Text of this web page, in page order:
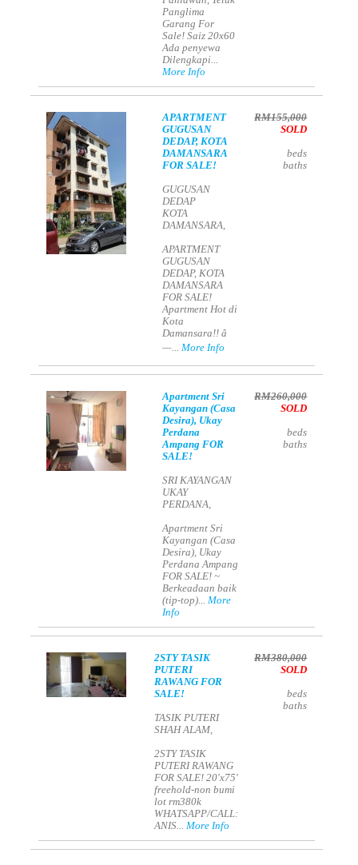
Panglima
Garang For
Sale! Saiz 20x60
Ada penyewa
Dilengkapi...
More Info
APARTMENT
GUGUSAN
DEDAP, KOTA
DAMANSARA
FOR SALE!
GUGUSAN
DEDAP
KOTA
DAMANSARA,
APARTMENT
GUGUSAN
DEDAP, KOTA
DAMANSARA
FOR SALE!
Apartment Hot di
Kota
Damansara!! â
—...More Info
RM155,000
SOLD
beds
baths
Apartment Sri
Kayangan (Casa
Desira), Ukay
Perdana
Ampang FOR
SALE!
SRI KAYANGAN
UKAY
PERDANA,
Apartment Sri
Kayangan (Casa
Desira), Ukay
Perdana Ampang
FOR SALE! ~
Berkeadaan baik
(tip-top)...More
Info
RM260,000
SOLD
beds
baths
2STY TASIK
PUTERI
RAWANG FOR
SALE!
TASIK PUTERI
SHAH ALAM,
2STY TASIK
PUTERI RAWANG
FOR SALE! 20'x75'
freehold-non bumi
lot rm380k
WHATSAPP/CALL:
ANIS...More Info
RM380,000
SOLD
beds
baths